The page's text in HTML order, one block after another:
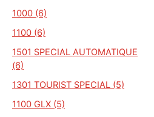
1000 (6)
1100 (6)
1501 SPECIAL AUTOMATIQUE
(6)
1301 TOURIST SPECIAL (5)
1100 GLX (5)